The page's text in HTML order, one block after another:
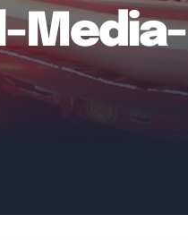
Media-